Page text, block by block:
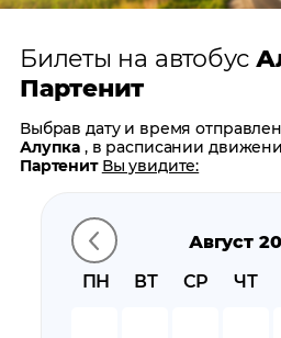
Оплата и доставка
Возврат билетов
Заказ автобуса
Контакты
Билеты на автобус
Партенит
Август
ПН
ВТ СР ЧТ
Выбрав дату и время
Алупка, в расписании
Партенит Вы увидите:
время прибытия
время в пути
цену билета